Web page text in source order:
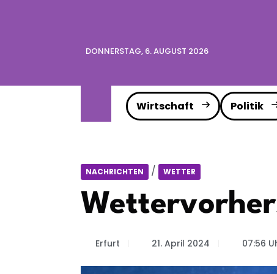
DONNERSTAG, 6. AUGUST 2026
Wirtschaft Politik
NACHRICHTEN / WETTER
Erfurt 21. April 2024 07:56